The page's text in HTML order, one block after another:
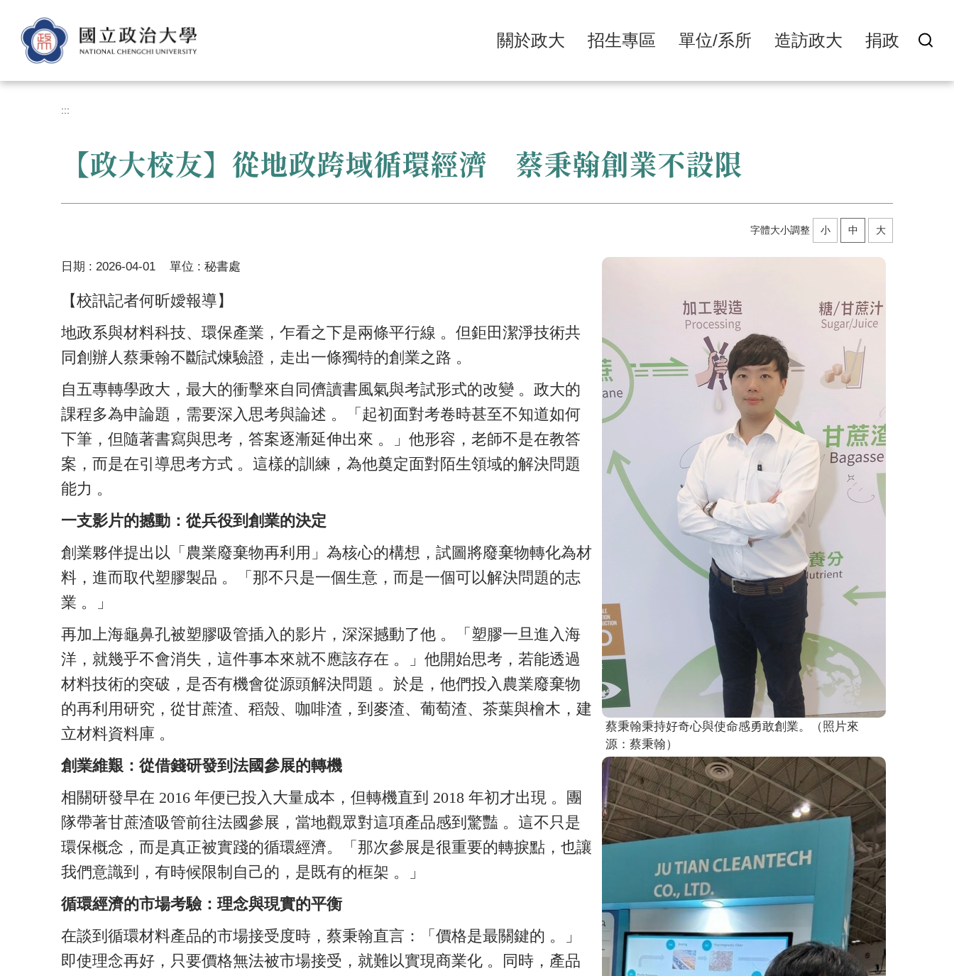
容
關於政大 招生專區 單位/系所 造訪政大 捐政
:::
【政大校友】從地政跨域循環經濟 蔡秉翰創業不設限
字體大小調整 小 中 大
蔡秉翰秉持好奇心與使命感勇敢創業。（照片來
源：蔡秉翰）
日期 : 2026-04-01 單位 : 秘書處
【校訊記者何昕嬡報導】
地政系與材料科技、環保產業，乍看之下是兩條平行線 。但鉅田潔淨技術共
同創辦人蔡秉翰不斷試煉驗證，走出一條獨特的創業之路 。
自五專轉學政大，最大的衝擊來自同儕讀書風氣與考試形式的改變 。政大的
課程多為申論題，需要深入思考與論述 。「起初面對考卷時甚至不知道如何
下筆，但隨著書寫與思考，答案逐漸延伸出來 。」他形容，老師不是在教答
案，而是在引導思考方式 。這樣的訓練，為他奠定面對陌生領域的解決問題
能力 。
一支影片的撼動：從兵役到創業的決定
創業夥伴提出以「農業廢棄物再利用」為核心的構想，試圖將廢棄物轉化為材
料，進而取代塑膠製品 。「那不只是一個生意，而是一個可以解決問題的志
業 。」
再加上海龜鼻孔被塑膠吸管插入的影片，深深撼動了他 。「塑膠一旦進入海
洋，就幾乎不會消失，這件事本來就不應該存在 。」他開始思考，若能透過
材料技術的突破，是否有機會從源頭解決問題 。於是，他們投入農業廢棄物
的再利用研究，從甘蔗渣、稻殼、咖啡渣，到麥渣、葡萄渣、茶葉與檜木，建
立材料資料庫 。
創業維艱：從借錢研發到法國參展的轉機
相關研發早在 2016 年便已投入大量成本，但轉機直到 2018 年初才出現 。團
隊帶著甘蔗渣吸管前往法國參展，當地觀眾對這項產品感到驚豔 。這不只是
環保概念，而是真正被實踐的循環經濟。「那次參展是很重要的轉捩點，也讓
我們意識到，有時候限制自己的，是既有的框架 。」
循環經濟的市場考驗：理念與現實的平衡
在談到循環材料產品的市場接受度時，蔡秉翰直言：「價格是最關鍵的 。」
即使理念再好，只要價格無法被市場接受，就難以實現商業化 。同時，產品